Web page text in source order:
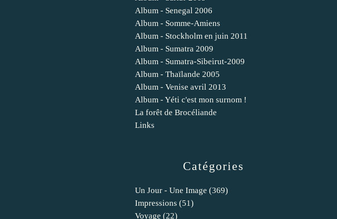
Catégories
Un Jour - Une Image (369)
Impressions (51)
Voyage (22)
Album - Senegal 2006
Album - Somme-Amiens
Album - Stockholm en juin 2011
Album - Sumatra 2009
Album - Sumatra-Sibeirut-2009
Album - Thaïlande 2005
Album - Venise avril 2013
Album - Yéti c'est mon surnom !
La forêt de Brocéliande
Links